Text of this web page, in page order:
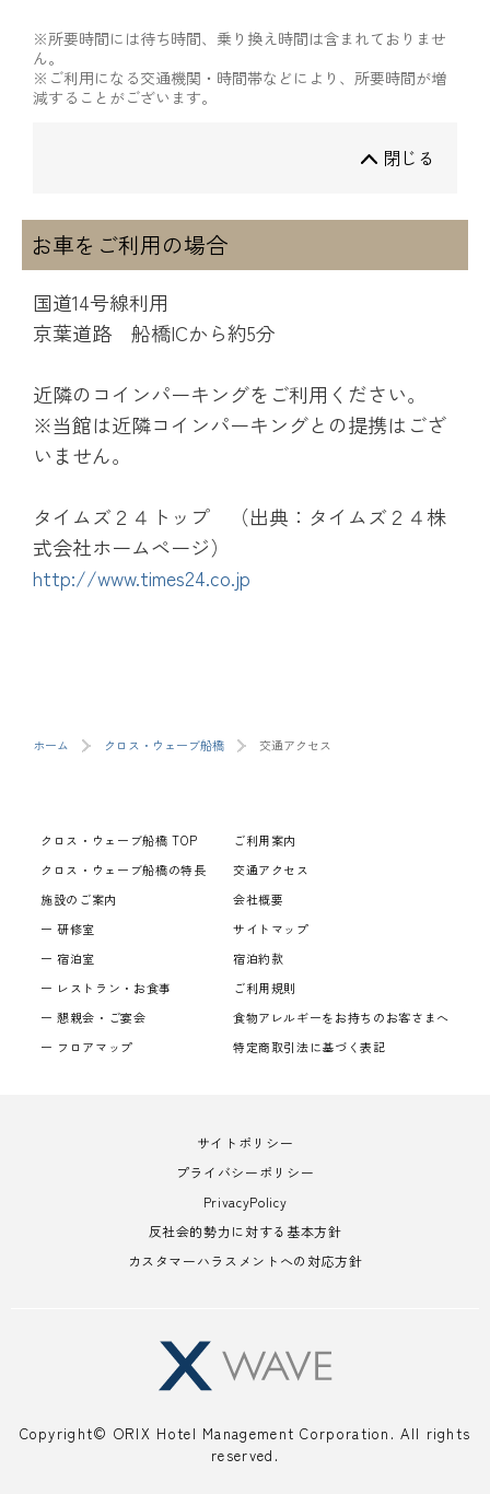
※所要時間には待ち時間、乗り換え時間は含まれておりませ
ん。
※ご利用になる交通機関・時間帯などにより、所要時間が増
減することがございます。
閉じる
お車をご利用の場合
国道14号線利用
京葉道路 船橋ICから約5分
近隣のコインパーキングをご利用ください。
※当館は近隣コインパーキングとの提携はござ
いません。
タイムズ２４トップ （出典：タイムズ２４株
式会社ホームページ）
http://www.times24.co.jp
ホーム クロス・ウェーブ船橋 交通アクセス
クロス・ウェーブ船橋 TOP
クロス・ウェーブ船橋の特長
施設のご案内
研修室
宿泊室
レストラン・お食事
懇親会・ご宴会
フロアマップ
ご利用案内
交通アクセス
会社概要
サイトマップ
宿泊約款
ご利用規則
食物アレルギーをお持ちのお客さまへ
特定商取引法に基づく表記
サイトポリシー
プライバシーポリシー
PrivacyPolicy
反社会的勢力に対する基本方針
カスタマーハラスメントへの対応方針
Copyright© ORIX Hotel Management Corporation. All rights
reserved.